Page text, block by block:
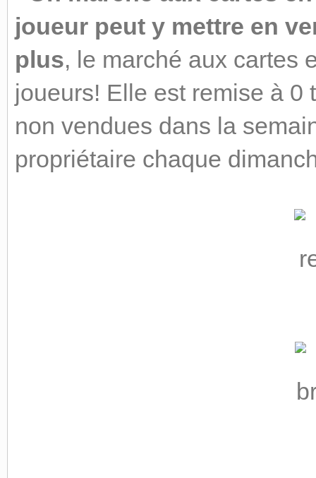
joueur peut y mettre en
plus, le marché aux cartes
joueurs! Elle est remise à 0
non vendues dans la
propriétaire chaque